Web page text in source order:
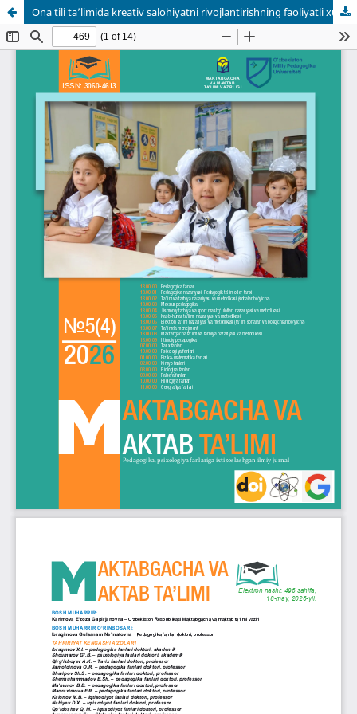
Ona tili ta’limida kreativ salohiyatni rivojlantirishning faoliyatli xususiyatlari